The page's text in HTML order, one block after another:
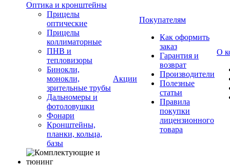
Оптика и кронштейны
Прицелы
оптические
Прицелы
коллиматорные
ПНВ и
тепловизоры
Бинокли,
монокли,
зрительные трубы
Дальномеры и
фотоловушки
Фонари
Кронштейны,
планки, кольца,
базы
Акции
Покупателям
Как оформить
заказ
Гарантия и
возврат
Производители
Полезные
статьи
Правила
покупки
лицензионного
товара
О